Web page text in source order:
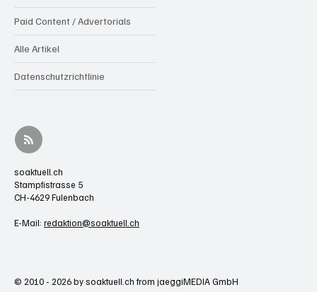
Paid Content / Advertorials
Alle Artikel
Datenschutzrichtlinie
soaktuell.ch
Stampfistrasse 5
CH-4629 Fulenbach
E-Mail: redaktion@soaktuell.ch
© 2010 - 2026 by soaktuell.ch from jaeggiMEDIA GmbH